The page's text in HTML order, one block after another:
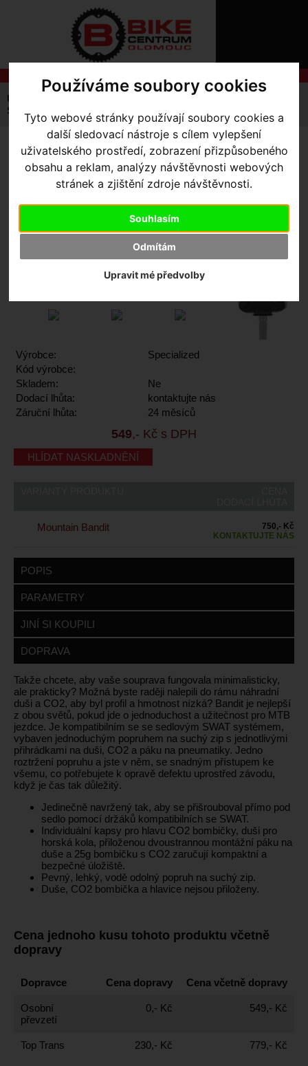
Používáme soubory cookies
Tyto webové stránky používají soubory cookies a
další sledovací nástroje s cílem vylepšení
uživatelského prostředí, zobrazení přizpůsobeného
obsahu a reklam, analýzy návštěvnosti webových
stránek a zjištění zdroje návštěvnosti.
Souhlasím
Odmítám
Upravit mé předvolby
NÁS
NÁKUPU
SLUŽBY
REGISTRACE
ZTRATILI
Úvodní strana
Nářadí / SWAT
SWAT Systém
Mountain Bandit
MOUNTAIN BANDIT -
Black/Mountain One Size
Výrobce:
Specialized
Kód výrobce:
Skladem:
Ne
Dodací lhůta:
kontaktujte nás
Záruční lhůta:
24 měsíců
549,- Kč s DPH
HLÍDAT NASKLADNĚNÍ
Mountain Bandit
750,- Kč
KONTAKTUJTE NÁS
POPIS
PARAMETRY
JINÍ SI KOUPILI
DOPRAVA
Takže chcete, aby vaše souprava fungovala minimalisticky,
ale prakticky? Možná byste raději nalepili do rámu náhradní
duši a CO2, aby byl profil a hmotnost nízká? Bandit je nejlepší
z obou světů, pokud jde o jednoduchost a užitečnost pro MTB
jezdce. Je kompatibilním se se sedlovým SWAT systémem,
vybaven jednoduchým popruhem na suchý zip s jednotlivými
přihrádkami na duši, CO2 a páku na pneumatiky. Jedno
roztržení popruhu a jste v něm, se snadným přístupem ke
všemu, co potřebujete k opravě defektu uprostřed závodu,
když je čas tak důležitý.
Jedinečně navržený tak, aby se přišrouboval přímo pod
sedlo pomocí držáků kompatibilních se SWAT.
Individuální kapsy pro hlavu CO2 bombičky, duši pro
horská kola, přiloženou dvoustrannou montážní páku na
duše a 25g bombičku s CO2 zaručují kompaktní a
bezpečné úložiště.
Pevný, lehký, vodě odolný popruh na suchý zip.
Duše, CO2 bombička a hlavice nejsou přiloženy.
Cena jednoho kusu tohoto produktu včetně
dopravy
Dopravce Cena dopravy Cena včetně dopravy
Osobní
převzetí
0,- Kč 549,- Kč
Top Trans 230,- Kč 779,- Kč